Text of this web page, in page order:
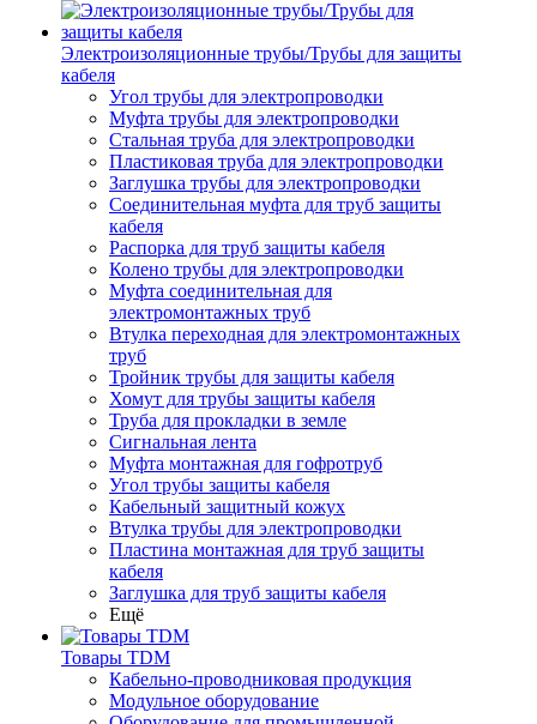
Электроизоляционные трубы/Трубы для защиты
кабеля
Угол трубы для электропроводки
Муфта трубы для электропроводки
Стальная труба для электропроводки
Пластиковая труба для электропроводки
Заглушка трубы для электропроводки
Соединительная муфта для труб защиты
кабеля
Распорка для труб защиты кабеля
Колено трубы для электропроводки
Муфта соединительная для
электромонтажных труб
Втулка переходная для электромонтажных
труб
Тройник трубы для защиты кабеля
Хомут для трубы защиты кабеля
Труба для прокладки в земле
Сигнальная лента
Муфта монтажная для гофротруб
Угол трубы защиты кабеля
Кабельный защитный кожух
Втулка трубы для электропроводки
Пластина монтажная для труб защиты
кабеля
Заглушка для труб защиты кабеля
Ещё
Товары TDM
Кабельно-проводниковая продукция
Модульное оборудование